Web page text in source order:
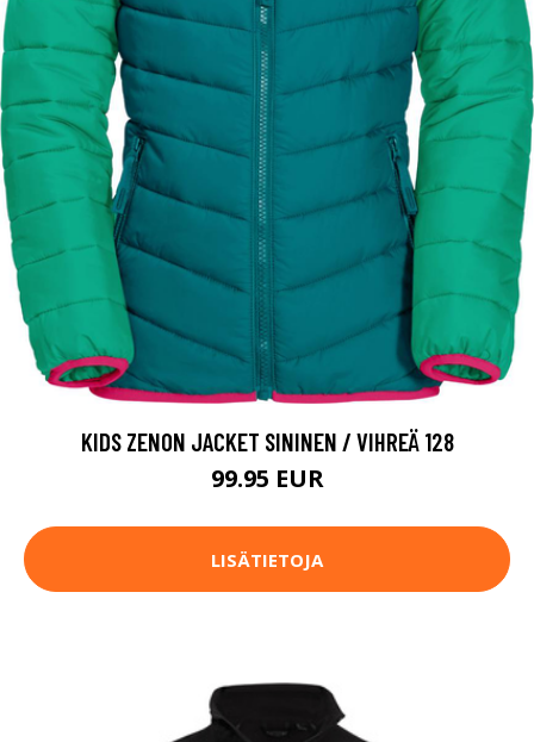
KIDS ZENON JACKET SININEN / VIHREÄ 128
99.95 EUR
LISÄTIETOJA